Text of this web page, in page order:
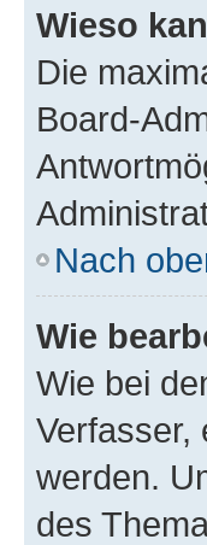
Wieso
Die
Board-
Nach
Wie
Wie bei
Verfasser,
werden.
des